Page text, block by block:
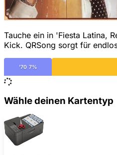
Tauche ein in 'Fiesta Latina,
Kick. QRSong sorgt für
'70 7%
Wähle deinen Kartentyp